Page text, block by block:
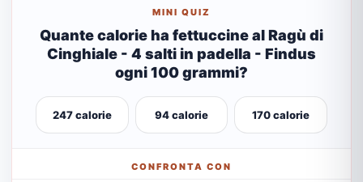
MINI QUIZ
Quante calorie ha fettuccine al Ragù di
Cinghiale - 4 salti in padella - Findus
ogni 100 grammi?
247 calorie 94 calorie 170 calorie
CONFRONTA CON